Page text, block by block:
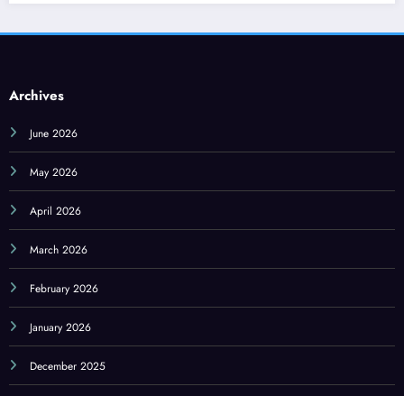
Archives
June 2026
May 2026
April 2026
March 2026
February 2026
January 2026
December 2025